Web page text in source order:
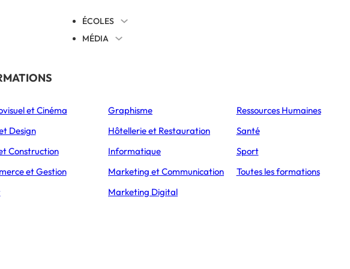
ÉCOLES
MÉDIA
Éducation
L’Express Éducation
Bachelors
L’Express Éducation
Masters
et Cinéma
Design
Construction
et Gestion
Graphisme
Hôtellerie et Restauration
Informatique
Marketing et Communication
Marketing Digital
Ressources Humaines
Santé
Sport
Toutes les formations
Lamotte